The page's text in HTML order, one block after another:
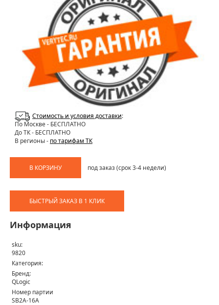
Стоимость и условия доставки:
По Москве- БЕСПЛАТНО
До ТК - БЕСПЛАТНО
В регионы - по тарифам ТК
В КОРЗИНУ под заказ (срок 3-4 недели)
БЫСТРЫЙ ЗАКАЗ В 1 КЛИК
Информация
sku:
9820
Категория:
Бренд:
QLogic
Номер партии
SB2A-16A